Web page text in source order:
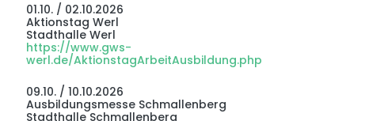
01.10. / 02.10.2026
Aktionstag Werl
Stadthalle Werl
https://www.gws-
werl.de/AktionstagArbeitAusbildung.php
09.10. / 10.10.2026
Ausbildungsmesse Schmallenberg
Stadthalle Schmallenberg